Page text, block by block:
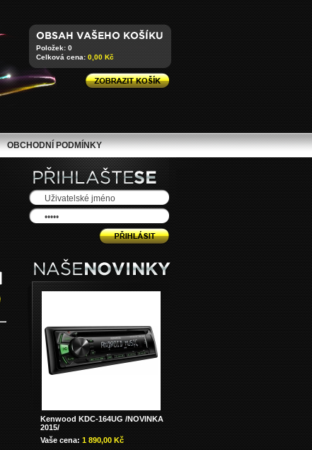
Kenwood KDC-164UG /NOVINKA
2015/
Vaše cena: 1 890,00 Kč
OBCHODNÍ PODMÍNKY
Položek: 0
Celková cena: 0,00 Kč